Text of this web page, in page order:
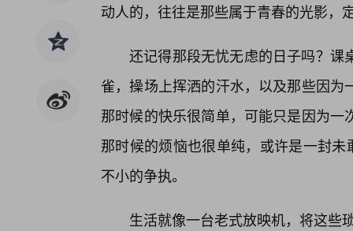
动人的，往往是那些属于青春的光影，
还记得那段无忧无虑的日子吗？课
雀，操场上挥洒的汗水，以及那些因
那时候的快乐很简单，可能只是因为
那时候的烦恼也很单纯，或许是一封
不小的争执。
生活就像一台老式放映机，将这些